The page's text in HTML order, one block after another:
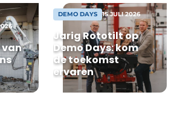
statement
van
DEMO DAYS 15 JULI 2026
Jarig Rototilt op
Demo Days: kom
de toekomst
ervaren